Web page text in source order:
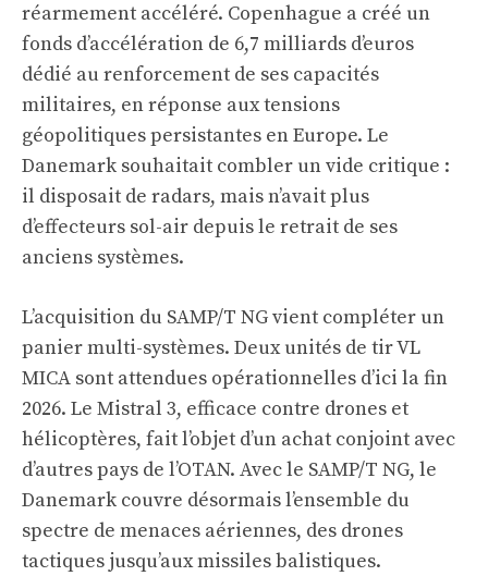
réarmement accéléré. Copenhague a créé un
fonds d’accélération de 6,7 milliards d’euros
dédié au renforcement de ses capacités
militaires, en réponse aux tensions
géopolitiques persistantes en Europe. Le
Danemark souhaitait combler un vide critique :
il disposait de radars, mais n’avait plus
d’effecteurs sol-air depuis le retrait de ses
anciens systèmes.
L’acquisition du SAMP/T NG vient compléter un
panier multi-systèmes. Deux unités de tir VL
MICA sont attendues opérationnelles d’ici la fin
2026. Le Mistral 3, efficace contre drones et
hélicoptères, fait l’objet d’un achat conjoint avec
d’autres pays de l’OTAN. Avec le SAMP/T NG, le
Danemark couvre désormais l’ensemble du
spectre de menaces aériennes, des drones
tactiques jusqu’aux missiles balistiques.